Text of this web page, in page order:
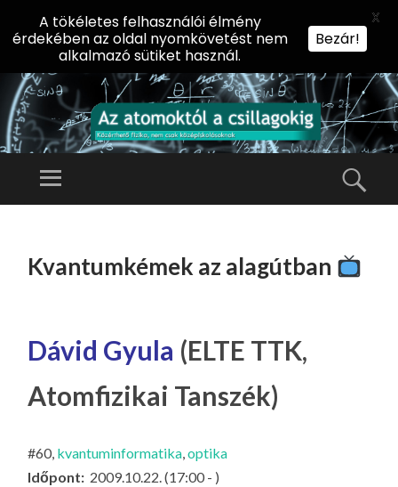
AZ
KT
A
CS
IL
O
Előadássorozat
Természettudományi
Menü
TARTALOMHOZ
Kvantumkémek az alagútban
Dávid Gyula (ELTE TTK,
Atomfizikai Tanszék)
#60, kvantuminformatika,optika
Időpont: 2009.10.22. (17:00 - )
A tökéletes felhasználói élmény
érdekében az oldal nyomkövetést nem
alkalmazó sütiket használ.
Bezár!
X